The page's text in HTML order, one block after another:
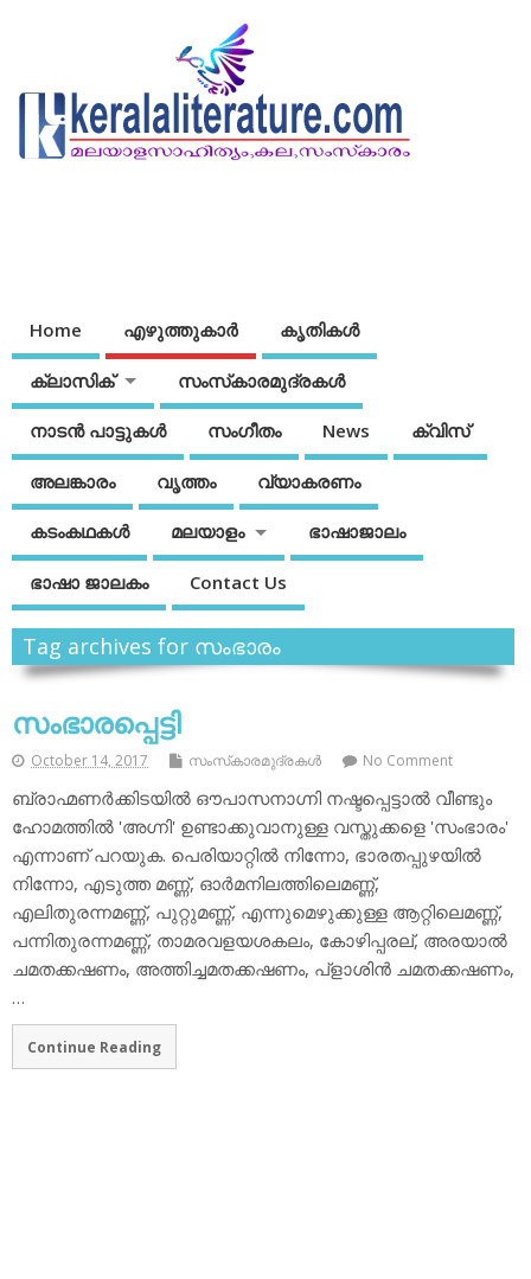
Home എഴുത്തുകാര്‍ കൃതികൾ
ക്ലാസിക് സംസ്‌കാരമുദ്രകള്‍
നാടന്‍ പാട്ടുകള്‍ സംഗീതം News ക്വിസ്
അലങ്കാരം വൃത്തം വ്യാകരണം
കടംകഥകള്‍ മലയാളം ഭാഷാജാലം
ഭാഷാ ജാലകം Contact Us
Tag archives for സംഭാരം
സംഭാരപ്പെട്ടി
October 14, 2017 സംസ്‌കാരമുദ്രകള്‍ No Comment
ബ്രാഹ്മണര്‍ക്കിടയില്‍ ഔപാസനാഗ്നി നഷ്ടപ്പെട്ടാല്‍ വീണ്ടും
ഹോമത്തില്‍ 'അഗ്നി' ഉണ്ടാക്കുവാനുള്ള വസ്തുക്കളെ 'സംഭാരം'
എന്നാണ് പറയുക. പെരിയാറ്റില്‍ നിന്നോ, ഭാരതപ്പുഴയില്‍
നിന്നോ, എടുത്ത മണ്ണ്, ഓര്‍മനിലത്തിലെമണ്ണ്,
എലിതുരന്നമണ്ണ്, പുറ്റുമണ്ണ്, എന്നുമെഴുക്കുള്ള ആറ്റിലെമണ്ണ്,
പന്നിതുരന്നമണ്ണ്, താമരവളയശകലം, കോഴിപ്പരല്, അരയാല്‍
ചമതക്കഷണം, അത്തിച്ചമതക്കഷണം, പ്‌ളാശിന്‍ ചമതക്കഷണം,
…
Continue Reading